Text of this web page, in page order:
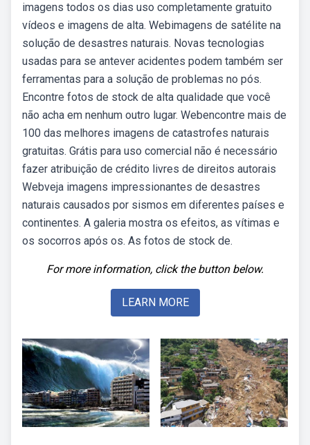
imagens todos os dias uso completamente gratuito
vídeos e imagens de alta. Webimagens de satélite na
solução de desastres naturais. Novas tecnologias
usadas para se antever acidentes podem também ser
ferramentas para a solução de problemas no pós.
Encontre fotos de stock de alta qualidade que você
não acha em nenhum outro lugar. Webencontre mais de
100 das melhores imagens de catastrofes naturais
gratuitas. Grátis para uso comercial não é necessário
fazer atribuição de crédito livres de direitos autorais
Webveja imagens impressionantes de desastres
naturais causados por sismos em diferentes países e
continentes. A galeria mostra os efeitos, as vítimas e
os socorros após os. As fotos de stock de.
For more information, click the button below.
LEARN MORE